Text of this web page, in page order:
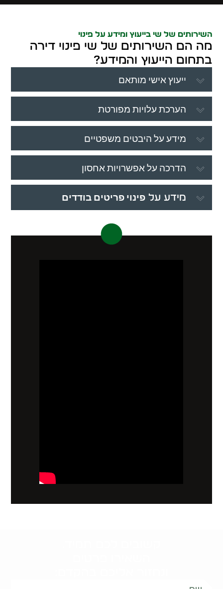
השירותים של שי בייעוץ ומידע על פינוי
מה הם השירותים של שי פינוי דירה
בתחום הייעוץ והמידע?
ייעוץ אישי מותאם
הערכת עלויות מפורטת
מידע על היבטים משפטיים
הדרכה על אפשרויות אחסון
מידע עלפינוי פריטים בודדים